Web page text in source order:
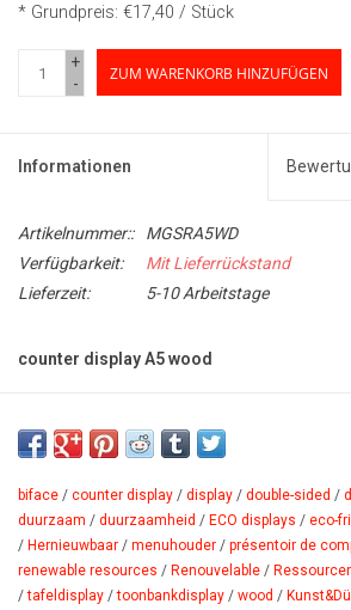
* Grundpreis: €17,40 / Stück
+
-
ZUM WARENKORB HINZUFÜGEN
Informationen
Artikelnummer::
MGSRA5WD
Verfügbarkeit:
Mit Lieferrückstand
Lieferzeit:
5-10 Arbeitstage
counter display A5 wood
mit patentierter myMago Magnettechnik.
biface / counter display / display / double-sided /
duurzaam / duurzaamheid / ECO displays / eco-
/ Hernieuwbaar / menuhouder / présentoir de
renewable resources / Renouvelable /
/tafeldisplay /toonbankdisplay / wood /